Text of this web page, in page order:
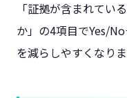
「証拠が含まれてい
か」の4項目でYes/
を減らしやすくなりま